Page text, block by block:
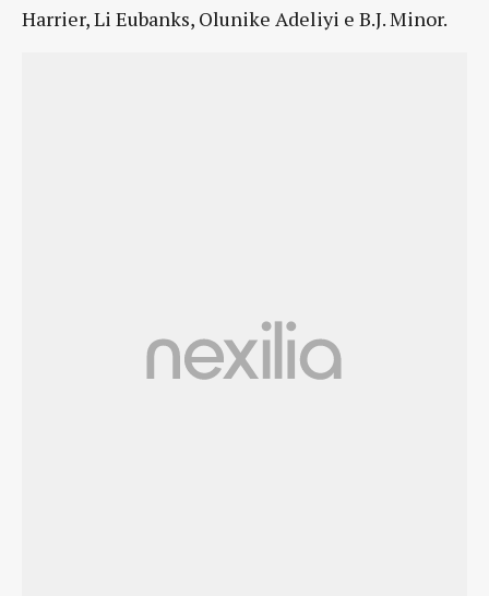
Harrier, Li Eubanks, Olunike Adeliyi e B.J. Minor.